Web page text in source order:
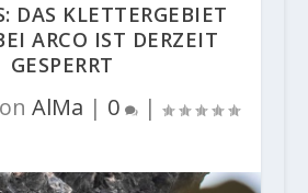
DAS KLETTERGEBIET
ARCO IST DERZEIT
GESPERRT
AlMa | 0 |